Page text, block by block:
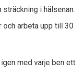
i hälsenan.
och arbeta upp till 30
med varje ben ett